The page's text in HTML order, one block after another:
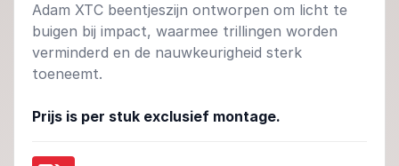
Adam XTC beentjeszijn ontworpen om licht te
buigen bij impact, waarmee trillingen worden
verminderd en de nauwkeurigheid sterk
toeneemt.
Prijs is per stuk exclusief montage.